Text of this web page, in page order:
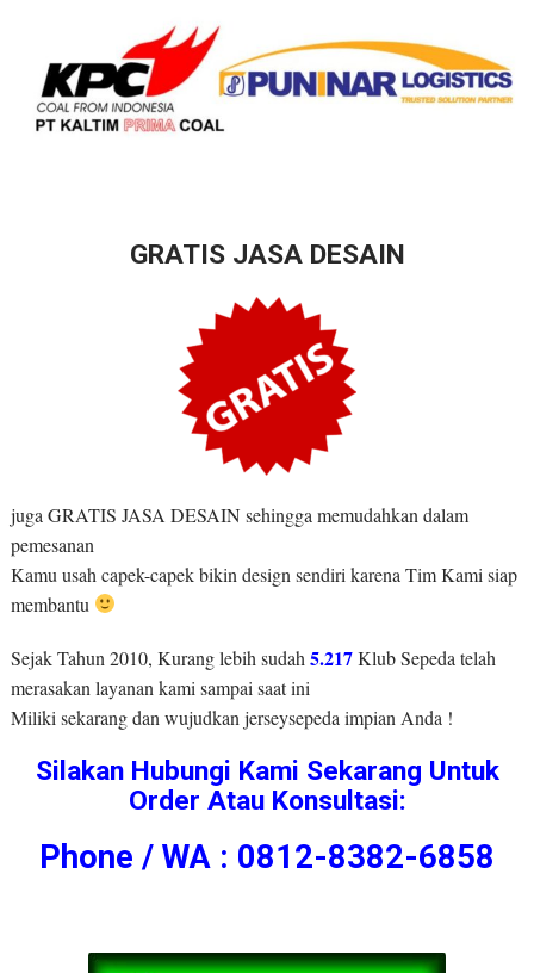
GRATIS JASA DESAIN
juga GRATIS JASA DESAIN sehingga memudahkan dalam
pemesanan
Kamu usah capek-capek bikin design sendiri karena Tim Kami siap
membantu
Sejak Tahun 2010, Kurang lebih sudah 5.217Klub Sepeda telah
merasakan layanan kami sampai saat ini
Miliki sekarang dan wujudkan jerseysepeda impian Anda !
Silakan Hubungi Kami Sekarang Untuk
Order Atau Konsultasi:
Phone / WA : 0812-8382-6858